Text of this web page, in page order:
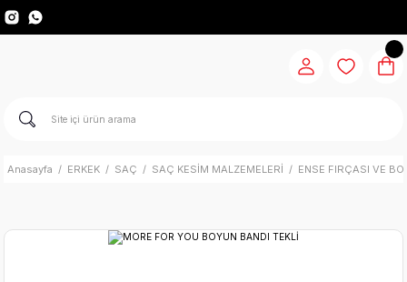
Anasayfa ERKEK SAÇ SAÇ KESİM MALZEMELERİ ENSE FIRÇASI VE